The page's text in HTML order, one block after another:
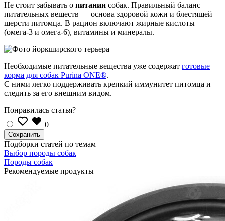
Не стоит забывать о питании собак. Правильный баланс
питательных веществ — основа здоровой кожи и блестящей
шерсти питомца. В рацион включают жирные кислоты
(омега-3 и омега-6), витамины и минералы.
Необходимые питательные вещества уже содержат готовые
корма для собак Purina ONE®.
С ними легко поддерживать крепкий иммунитет питомца и
следить за его внешним видом.
Понравилась статья?
0
Подборки статей по темам
Выбор породы собак
Породы собак
Рекомендуемые продукты